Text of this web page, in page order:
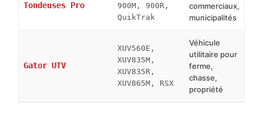
Tondeuses Pro
900M, 900R,
QuikTrak
commerciaux,
municipalités
Gator UTV
XUV560E,
XUV835M,
XUV835R,
XUV865M, RSX
Véhicule
utilitaire pour
ferme,
chasse,
propriété